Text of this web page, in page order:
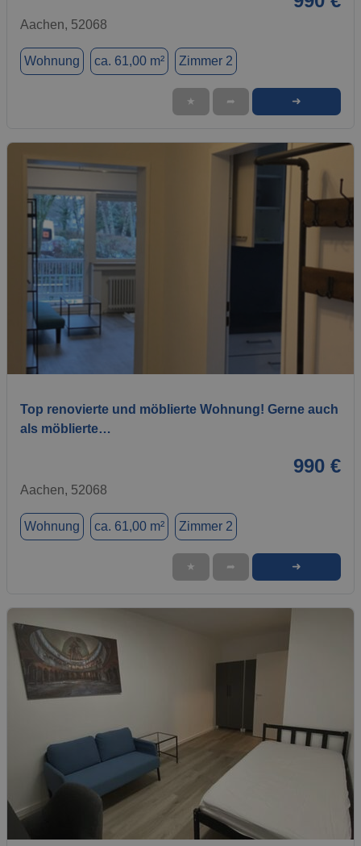
Aachen, 52068
Wohnung ca. 61,00 m² Zimmer 2
★ ➦ ➜
Top renovierte und möblierte Wohnung! Gerne auch
als möblierte…
990 €
Aachen, 52068
Wohnung ca. 61,00 m² Zimmer 2
★ ➦ ➜